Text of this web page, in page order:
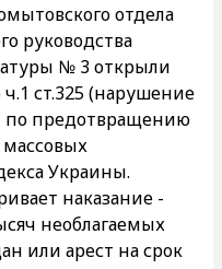
отдела
руководства
№ 3 открыли
ст.325 (нарушение
по предотвращению
Украины.
наказание -
необлагаемых
или арест на срок